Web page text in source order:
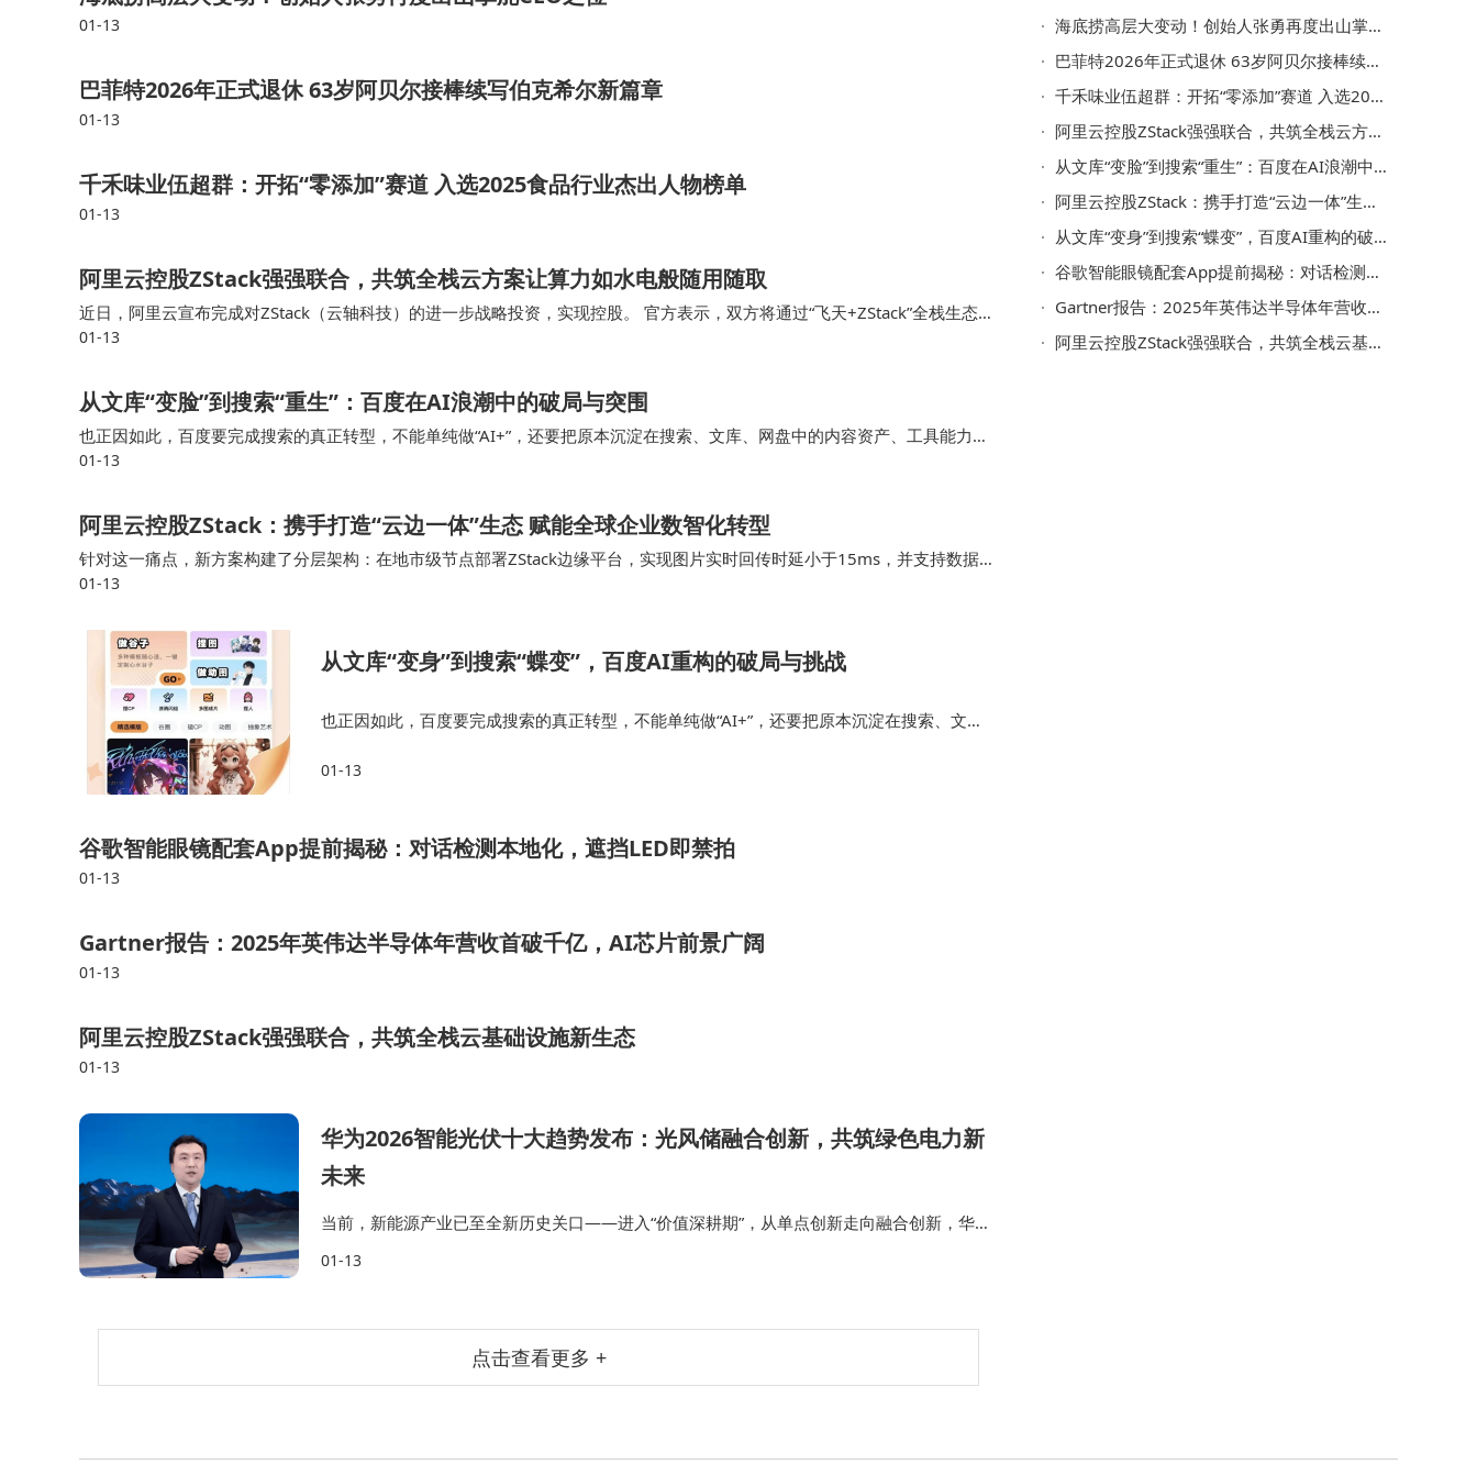
01-13
巴菲特2026年正式退休 63岁阿贝尔接棒续写伯克希尔新篇章
01-13
千禾味业伍超群：开拓“零添加”赛道 入选2025食品行业杰出人物榜单
01-13
阿里云控股ZStack强强联合，共筑全栈云方案让算力如水电般随用随取
近日，阿里云宣布完成对ZStack（云轴科技）的进一步战略投资，实现控股。 官方表示，双方将通过“飞天+ZStack”全栈生态，
打造标准化和普惠化的云边一体整体解决方案，使得跨平台的云计算服务像安装标准软件一…
01-13
从文库“变脸”到搜索“重生”：百度在AI浪潮中的破局与突围
也正因如此，百度要完成搜索的真正转型，不能单纯做“AI+”，还要把原本沉淀在搜索、文库、网盘中的内容资产、工具能力与
用户行为数据等进行更深层次的打通与集成，这同样是一道待破解的难题。360、夸克等传统搜索产…
01-13
阿里云控股ZStack：携手打造“云边一体”生态 赋能全球企业数智化转型
针对这一痛点，新方案构建了分层架构：在地市级节点部署ZStack边缘平台，实现图片实时回传时延小于15ms，并支持数据在
本地存储3至6个月，承担初步分析任务；而在网省侧部署阿里云中心云，汇聚关键数据进行AI…
01-13
从文库“变身”到搜索“蝶变”，百度AI重构的破局与挑战
也正因如此，百度要完成搜索的真正转型，不能单纯做“AI+”，还要把原本沉淀在搜索、文
道待破解的难题。360、夸克等传统搜索产…
01-13
谷歌智能眼镜配套App提前揭秘：对话检测本地化，遮挡LED即禁拍
01-13
Gartner报告：2025年英伟达半导体年营收首破千亿，AI芯片前景广阔
01-13
阿里云控股ZStack强强联合，共筑全栈云基础设施新生态
01-13
华为2026智能光伏十大趋势发布：光风储融合创新，共筑绿色电力新
未来
当前，新能源产业已至全新历史关口——进入“价值深耕期”，从单点创新走向融合创新，华为
基于对未来光储产业的理解和市场洞察，发布2026智能光伏十大趋势，涵盖4个场景化应用趋
01-13
点击查看更多 +
海底捞高层大变动！创始人张勇再度出山掌舵CEO之位
巴菲特2026年正式退休 63岁阿贝尔接棒续写伯克希尔新篇章
千禾味业伍超群：开拓“零添加”赛道 入选2025食品行业杰出人物榜单
阿里云控股ZStack强强联合，共筑全栈云方案让算力如水电般随用随取
从文库“变脸”到搜索“重生”：百度在AI浪潮中的破局与突围
阿里云控股ZStack：携手打造“云边一体”生态 赋能全球企业数智化转型
从文库“变身”到搜索“蝶变”，百度AI重构的破局与挑战
谷歌智能眼镜配套App提前揭秘：对话检测本地化，遮挡LED即禁拍
Gartner报告：2025年英伟达半导体年营收首破千亿，AI芯片前景广阔
阿里云控股ZStack强强联合，共筑全栈云基础设施新生态